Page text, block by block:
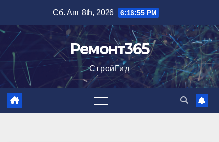
содержимому
Сб. Авг 8th, 2026 6:16:56 PM
Ремонт365
СтройГид